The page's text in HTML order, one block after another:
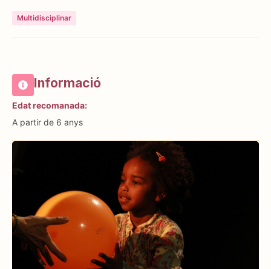
Multidisciplinar
Informació
Edat recomanada:
A partir de 6 anys